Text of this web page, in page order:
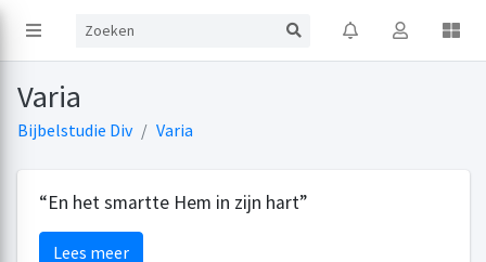
Varia
Bijbelstudie Div Varia
“En het smartte Hem in zijn hart”
Lees meer